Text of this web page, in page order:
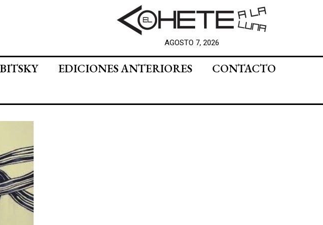
AGOSTO 7, 2026
EDICIONES ANTERIORES
CONTACTO